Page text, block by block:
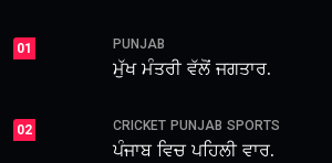
01 PUNJAB
ਮੁੱਖ ਮੰਤਰੀ ਵੱਲੋਂ ਜਗਤਾਰ.
02 CRICKET PUNJAB SPORTS
ਪੰਜਾਬ ਵਿਚ ਪਹਿਲੀ ਵਾਰ.